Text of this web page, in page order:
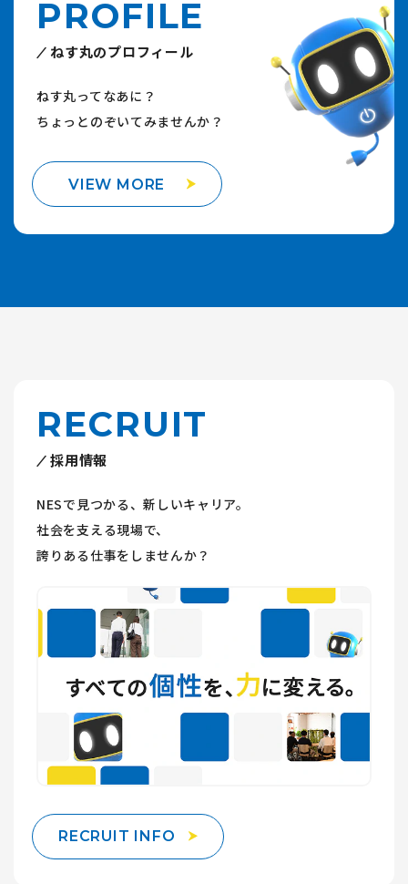
PROFILE
ねす丸のプロフィール
ねす丸ってなあに？
ちょっとのぞいてみませんか？
VIEW MORE
RECRUIT
採用情報
NESで見つかる、新しいキャリア。
社会を支える現場で、
誇りある仕事をしませんか？
RECRUIT INFO